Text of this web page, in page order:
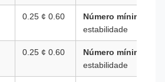
0.25 ¢ 0.60
Número mínimo
estabilidade
0.25 ¢ 0.60
Número mínimo
estabilidade